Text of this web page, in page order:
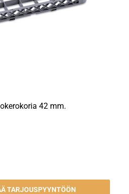
42 mm.
TARJOUSPYYNTÖÖN